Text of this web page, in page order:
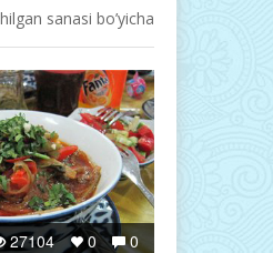
sanasi bo’yicha
0
0
27104